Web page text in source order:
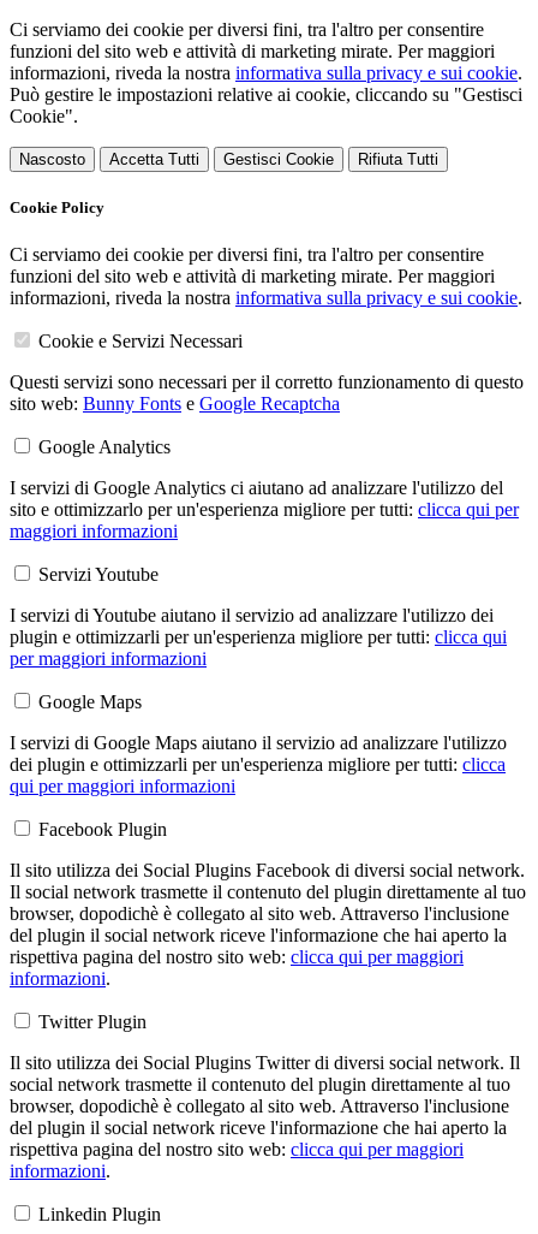
Ci serviamo dei cookie per diversi fini, tra l'altro per consentire
funzioni del sito web e attività di marketing mirate. Per maggiori
informazioni, riveda la nostra informativa sulla privacy e sui cookie.
Può gestire le impostazioni relative ai cookie, cliccando su "Gestisci
Cookie".
Nascosto Accetta Tutti Gestisci Cookie Rifiuta Tutti
Cookie Policy
Ci serviamo dei cookie per diversi fini, tra l'altro per consentire
funzioni del sito web e attività di marketing mirate. Per maggiori
informazioni, riveda la nostra informativa sulla privacy e sui cookie.
Cookie e Servizi Necessari
Questi servizi sono necessari per il corretto funzionamento di questo
sito web: Bunny Fonts e Google Recaptcha
Google Analytics
I servizi di Google Analytics ci aiutano ad analizzare l'utilizzo del
sito e ottimizzarlo per un'esperienza migliore per tutti: clicca qui per
maggiori informazioni
Servizi Youtube
I servizi di Youtube aiutano il servizio ad analizzare l'utilizzo dei
plugin e ottimizzarli per un'esperienza migliore per tutti: clicca qui
per maggiori informazioni
Google Maps
I servizi di Google Maps aiutano il servizio ad analizzare l'utilizzo
dei plugin e ottimizzarli per un'esperienza migliore per tutti: clicca
qui per maggiori informazioni
Facebook Plugin
Il sito utilizza dei Social Plugins Facebook di diversi social network.
Il social network trasmette il contenuto del plugin direttamente al tuo
browser, dopodichè è collegato al sito web. Attraverso l'inclusione
del plugin il social network riceve l'informazione che hai aperto la
rispettiva pagina del nostro sito web: clicca qui per maggiori
informazioni.
Twitter Plugin
Il sito utilizza dei Social Plugins Twitter di diversi social network. Il
social network trasmette il contenuto del plugin direttamente al tuo
browser, dopodichè è collegato al sito web. Attraverso l'inclusione
del plugin il social network riceve l'informazione che hai aperto la
rispettiva pagina del nostro sito web: clicca qui per maggiori
informazioni.
Linkedin Plugin